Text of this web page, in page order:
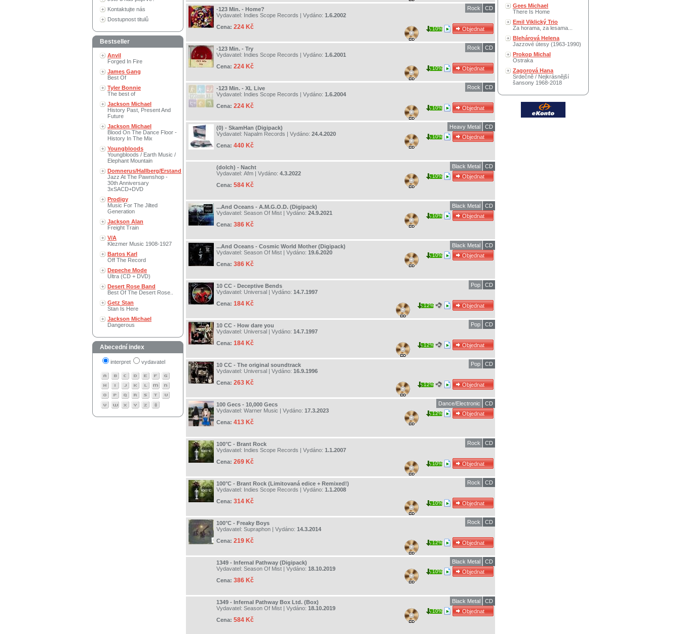
Kontaktujte nás
Dostupnost titulů
Bestseller
Anvil
Forged In Fire
James Gang
Best Of
Tyler Bonnie
The best of
Jackson Michael
History Past, Present And
Future
Jackson Michael
Blood On The Dance Floor -
History In The Mix
Youngbloods
Youngbloods / Earth Music /
Elephant Mountain
Domnerus/Hallberg/Erstand
Jazz At The Pawnshop -
30th Anniversary
3xSACD+DVD
Prodigy
Music For The Jilted
Generation
Jackson Alan
Freight Train
V/A
Klezmer Music 1908-1927
Bartos Karl
Off The Record
Depeche Mode
Ultra (CD + DVD)
Desert Rose Band
Best Of The Desert Rose..
Getz Stan
Stan Is Here
Jackson Michael
Dangerous
Abecední index
interpret vydavatel
-123 Min. - Home?
Vydavatel: Indies Scope Records | Vydáno: 1.6.2002
Cena: 224 Kč
CD
Rock
10%
-123 Min. - Try
Vydavatel: Indies Scope Records | Vydáno: 1.6.2001
Cena: 224 Kč
CD
Rock
10%
-123 Min. - XL Live
Vydavatel: Indies Scope Records | Vydáno: 1.6.2004
Cena: 224 Kč
CD
Rock
10%
(0) - SkamHan (Digipack)
Vydavatel: Napalm Records | Vydáno: 24.4.2020
Cena: 440 Kč
CD
Heavy Metal
10%
(dolch) - Nacht
Vydavatel: Afm | Vydáno: 4.3.2022
Cena: 584 Kč
CD
Black Metal
10%
...And Oceans - A.M.G.O.D. (Digipack)
Vydavatel: Season Of Mist | Vydáno: 24.9.2021
Cena: 386 Kč
CD
Black Metal
10%
...And Oceans - Cosmic World Mother (Digipack)
Vydavatel: Season Of Mist | Vydáno: 19.6.2020
Cena: 386 Kč
CD
Black Metal
10%
10 CC - Deceptive Bends
Vydavatel: Universal | Vydáno: 14.7.1997
Cena: 184 Kč
CD
Pop
12%
10 CC - How dare you
Vydavatel: Universal | Vydáno: 14.7.1997
Cena: 184 Kč
CD
Pop
12%
10 CC - The original soundtrack
Vydavatel: Universal | Vydáno: 16.9.1996
Cena: 263 Kč
CD
Pop
12%
100 Gecs - 10,000 Gecs
Vydavatel: Warner Music | Vydáno: 17.3.2023
Cena: 413 Kč
CD
Dance/Electronic
12%
100°C - Brant Rock
Vydavatel: Indies Scope Records | Vydáno: 1.1.2007
Cena: 269 Kč
CD
Rock
10%
100°C - Brant Rock (Limitovaná edice + Remixed!)
Vydavatel: Indies Scope Records | Vydáno: 1.1.2008
Cena: 314 Kč
CD
Rock
10%
100°C - Freaky Boys
Vydavatel: Supraphon | Vydáno: 14.3.2014
Cena: 219 Kč
CD
Rock
12%
1349 - Infernal Pathway (Digipack)
Vydavatel: Season Of Mist | Vydáno: 18.10.2019
Cena: 386 Kč
CD
Black Metal
10%
1349 - Infernal Pathway Box Ltd. (Box)
Vydavatel: Season Of Mist | Vydáno: 18.10.2019
Cena: 584 Kč
CD
Black Metal
10%
Gees Michael
There Is Home
Emil Viklický Trio
Za horama, za lesama...
Blehárová Helena
Jazzové útesy (1963-1990)
Prokop Michal
Ostraka
Zagorová Hana
Srdečně / Nejkrásnější
šansony 1968-2018